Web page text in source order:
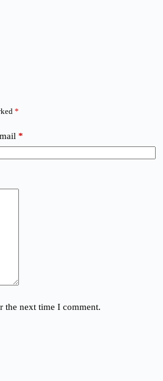
*
*
the next time I comment.